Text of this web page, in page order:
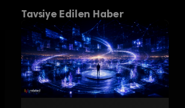
Tavsiye Edilen Haber